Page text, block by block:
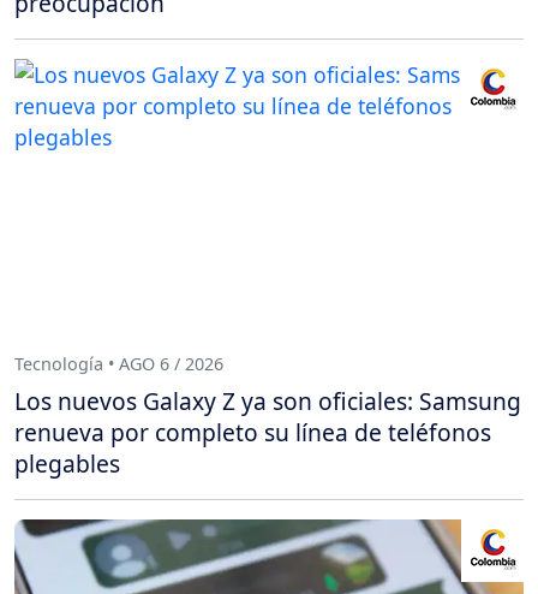
Tecnología • AGO 6 / 2026
Los nuevos Galaxy Z ya son oficiales: Samsung
renueva por completo su línea de teléfonos
plegables